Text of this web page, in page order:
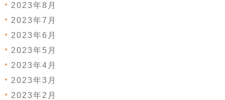
2023年8月
2023年7月
2023年6月
2023年5月
2023年4月
2023年3月
2023年2月